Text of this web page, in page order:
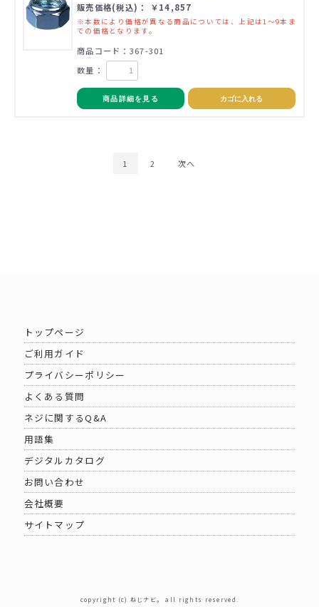
販売価格(税込)： ￥14,857
※本数により価格が異なる商品については、上記は1～9本ま
での価格となります。
商品コード：367-301
数量：
商品詳細を見る カゴに入れる
1 2 次へ
トップページ
ご利用ガイド
プライバシーポリシー
よくある質問
ネジに関するQ&A
用語集
デジタルカタログ
お問い合わせ
会社概要
サイトマップ
copyright (c) ねじナビ。 all rights reserved.